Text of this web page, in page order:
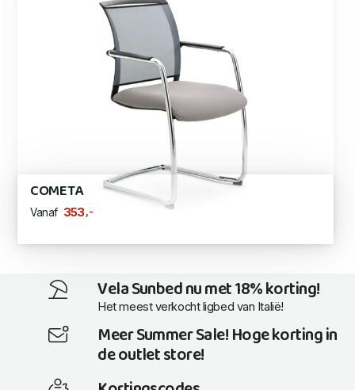
COMETA
Vanaf 353 ,-
Vela Sunbed nu met 18% korting!
Het meest verkocht ligbed van Italië!
Meer Summer Sale! Hoge korting in
de outlet store!